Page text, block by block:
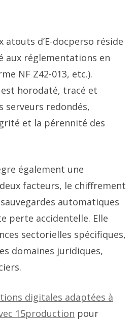
atouts d’E-docperso réside
aux réglementations en
NF Z42-013, etc.).
horodaté, tracé et
serveurs redondés,
et la pérennité des
également une
facteurs, le chiffrement
automatiques
perte accidentelle. Elle
sectorielles spécifiques,
domaines juridiques,
digitales adaptées à
15production pour